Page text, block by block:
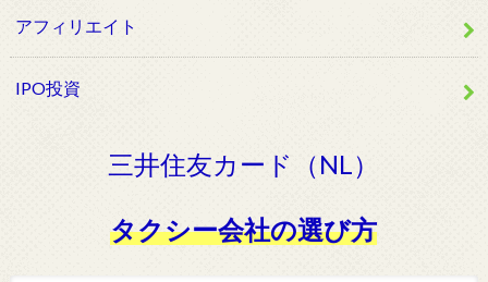
アフィリエイト
IPO投資
三井住友カード（NL）
タクシー会社の選び方